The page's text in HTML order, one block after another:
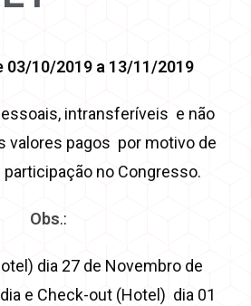
03/10/2019 a 13/11/2019
intransferíveis e não
valores pagos por motivo de
no Congresso.
Obs.:
dia 27 de Novembro de
e Check-out (Hotel) dia 01